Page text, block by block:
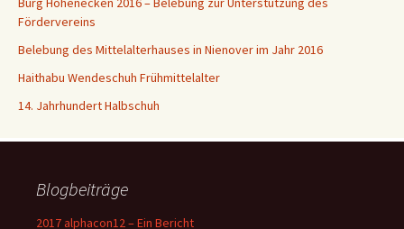
Fördervereins
Belebung des Mittelalterhauses in Nienover im Jahr 2016
Haithabu Wendeschuh Frühmittelalter
14. Jahrhundert Halbschuh
Blogbeiträge
2017 alphacon12 – Ein Bericht